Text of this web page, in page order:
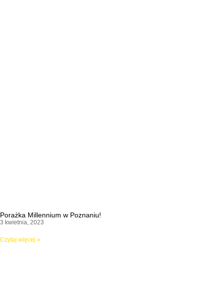
Porażka Millennium w Poznaniu!
3 kwietnia, 2023
Czytaj więcej »